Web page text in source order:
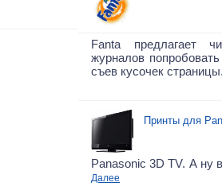
Fanta предлагает
журналов
съев кусочек
Принты для
Panasonic 3D TV. А ну
Далее